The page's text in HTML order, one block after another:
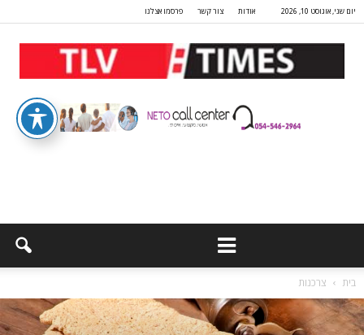
יום שני, אוגוסט 10, 2026 אודות צור קשר פרסמו אצלנו
בית צרכנות